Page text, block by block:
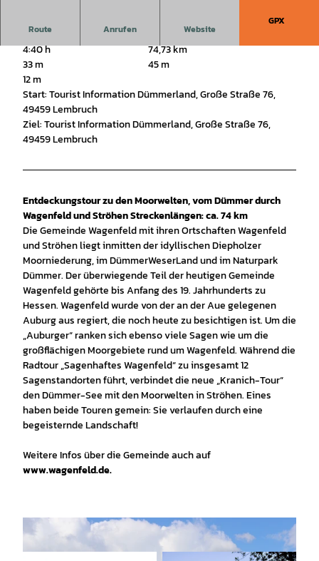
Route Anrufen Website
GPX
4:40 h
74,73 km
33 m
45 m
12 m
Start: Tourist Information Dümmerland, Große Straße 76,
49459 Lembruch
Ziel: Tourist Information Dümmerland, Große Straße 76,
49459 Lembruch
Entdeckungstour zu den Moorwelten, vom Dümmer durch
Wagenfeld und Ströhen Streckenlängen: ca. 74 km
Die Gemeinde Wagenfeld mit ihren Ortschaften Wagenfeld
und Ströhen liegt inmitten der idyllischen Diepholzer
Moorniederung, im DümmerWeserLand und im Naturpark
Dümmer. Der überwiegende Teil der heutigen Gemeinde
Wagenfeld gehörte bis Anfang des 19. Jahrhunderts zu
Hessen. Wagenfeld wurde von der an der Aue gelegenen
Auburg aus regiert, die noch heute zu besichtigen ist. Um die
„Auburger“ ranken sich ebenso viele Sagen wie um die
großflächigen Moorgebiete rund um Wagenfeld. Während die
Radtour „Sagenhaftes Wagenfeld“ zu insgesamt 12
Sagenstandorten führt, verbindet die neue „Kranich-Tour“
den Dümmer-See mit den Moorwelten in Ströhen. Eines
haben beide Touren gemein: Sie verlaufen durch eine
begeisternde Landschaft!
Weitere Infos über die Gemeinde auch auf
www.wagenfeld.de.